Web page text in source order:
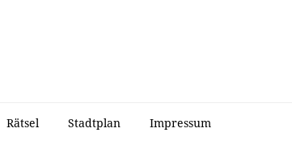
Rätsel Stadtplan Impressum